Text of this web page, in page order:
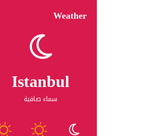
Weather
Istanbul
سماء صافية